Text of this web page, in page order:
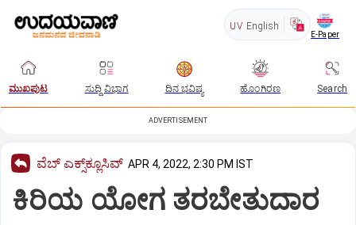
UV English
E-Paper
ಮುಖಪುಟ ಸುದ್ದಿ ವಿಭಾಗ ದಿನ ಭವಿಷ್ಯ ಹೊಂಗಿರಣ Search
ADVERTISEMENT
ವೆಬ್ ಎಕ್ಸ್‌ಕ್ಲೂಸಿವ್ APR 4, 2022, 2:30 PM IST
ಕಿರಿಯ ಯೋಗ ತರಬೇತುದಾರ